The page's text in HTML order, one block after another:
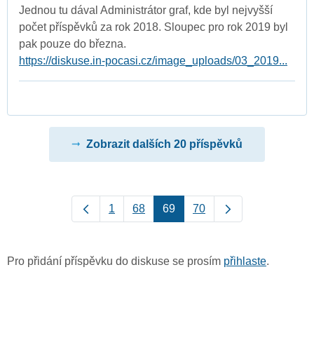
Jednou tu dával Administrátor graf, kde byl nejvyšší
počet příspěvků za rok 2018. Sloupec pro rok 2019 byl
pak pouze do března.
https://diskuse.in-pocasi.cz/image_uploads/03_2019...
Zobrazit dalších 20 příspěvků
1 68 69 70
Pro přidání příspěvku do diskuse se prosím přihlaste.